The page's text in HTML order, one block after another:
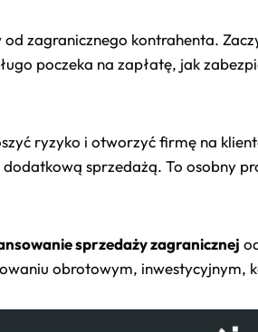
zagranicznego kontrahenta.
poczeka na zapłatę, jak
ryzyko i otworzyć firmę na
sprzedażą. To osobny
sprzedaży zagranicznej
obrotowym, inwestycyjnym,